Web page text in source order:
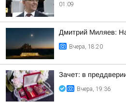
01:09
Дмитрий Миляев:
Вчера, 18:20
Зачет: в
Вчера, 19:36